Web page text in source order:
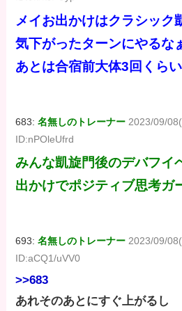
メイお出かけはクラシック
気下がったターンにやるな
あとは合宿前大体3回くら
683:名無しのトレーナー 2023/09/
ID:nPOleUfrd
みんな凱旋門後のデバフイ
出かけでポジティブ思考ガ
693:名無しのトレーナー 2023/09/
ID:aCQ1/uVV0
>>683
あれそのあとにすぐ上がるし